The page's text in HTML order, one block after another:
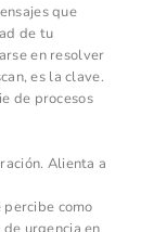
que
de tu
en resolver
es la clave.
de procesos
Alienta a
como